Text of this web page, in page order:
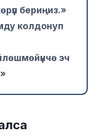
бериңиз.»
колдонуп
эч